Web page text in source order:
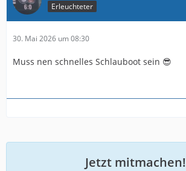
Erleuchteter
30. Mai 2026 um 08:30
Muss nen schnelles Schlauboot sein 😎
Jetzt mitmachen!